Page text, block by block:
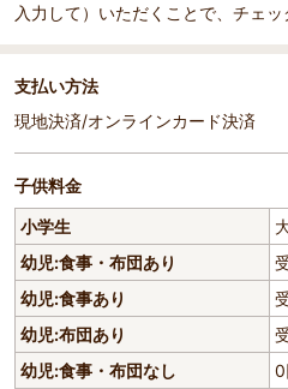
入力して）いただくことで、チェッ
支払い方法
現地決済/オンラインカード決済
子供料金
小学生
幼児:食事・布団あり
幼児:食事あり
幼児:布団あり
幼児:食事・布団なし
0